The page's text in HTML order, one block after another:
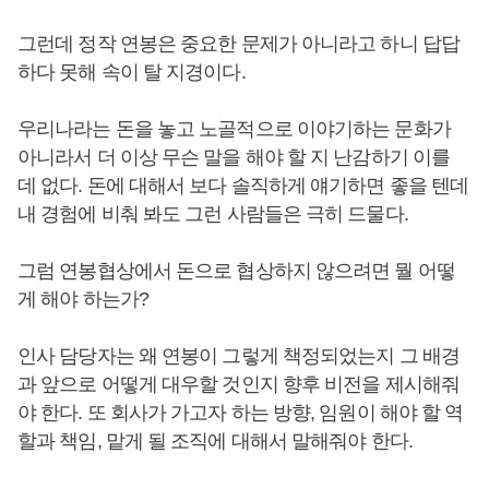
그런데 정작 연봉은 중요한 문제가 아니라고 하니 답답
하다 못해 속이 탈 지경이다.
우리나라는 돈을 놓고 노골적으로 이야기하는 문화가
아니라서 더 이상 무슨 말을 해야 할 지 난감하기 이를
데 없다. 돈에 대해서 보다 솔직하게 얘기하면 좋을 텐데
내 경험에 비춰 봐도 그런 사람들은 극히 드물다.
그럼 연봉협상에서 돈으로 협상하지 않으려면 뭘 어떻
게 해야 하는가?
인사 담당자는 왜 연봉이 그렇게 책정되었는지 그 배경
과 앞으로 어떻게 대우할 것인지 향후 비전을 제시해줘
야 한다. 또 회사가 가고자 하는 방향, 임원이 해야 할 역
할과 책임, 맡게 될 조직에 대해서 말해줘야 한다.